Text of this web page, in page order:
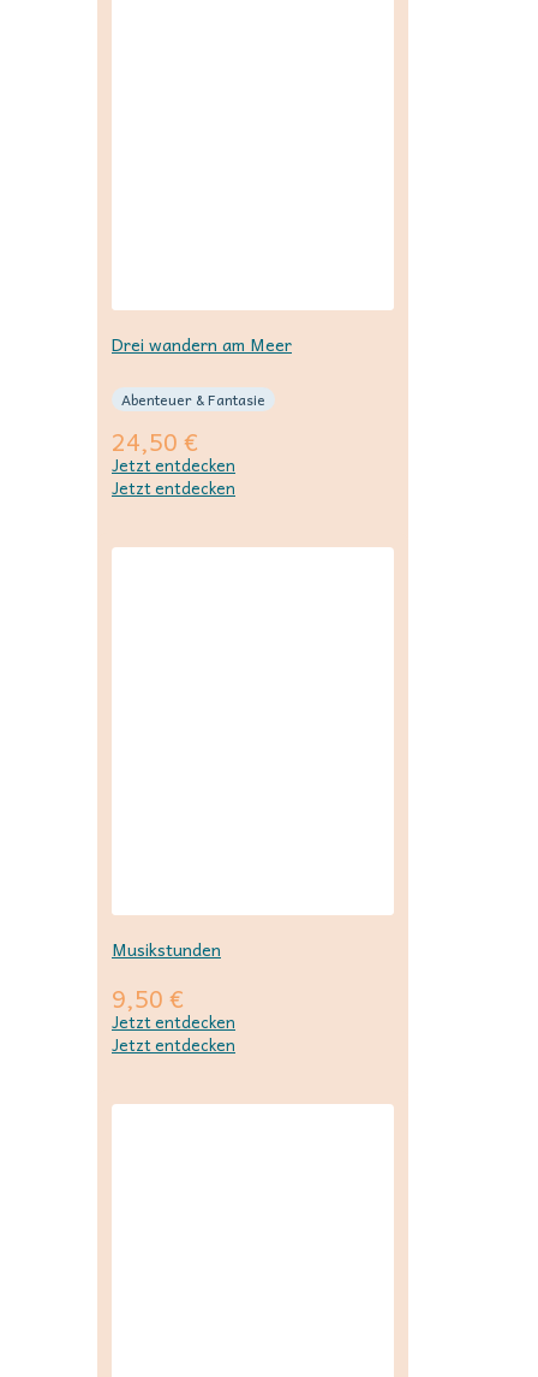
Drei wandern am Meer
Abenteuer & Fantasie
24,50€
Jetzt entdecken
Jetzt entdecken
Musikstunden
9,50€
Jetzt entdecken
Jetzt entdecken